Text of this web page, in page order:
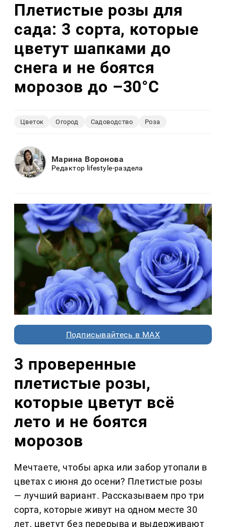
Плетистые розы для
сада: 3 сорта, которые
цветут шапками до
снега и не боятся
морозов до –30°C
Цветок Огород Садоводство Роза
Марина Воронова
Редактор lifestyle-раздела
Подписывайтесь в MAX
3 проверенные
плетистые розы,
которые цветут всё
лето и не боятся
морозов
Мечтаете, чтобы арка или забор утопали в
цветах с июня до осени? Плетистые розы
— лучший вариант. Рассказываем про три
сорта, которые живут на одном месте 30
лет, цветут без перерыва и выдерживают